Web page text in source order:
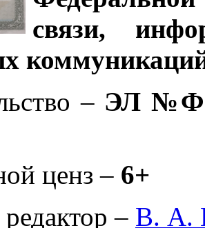
связи,
– ЭЛ
ценз – 6+
– В. А.